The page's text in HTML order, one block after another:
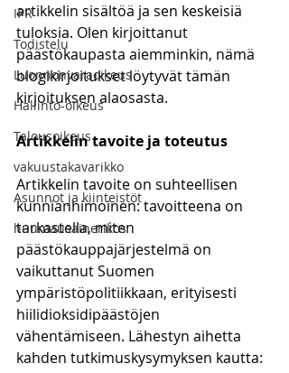
IPR
Todistelu
Luonnonvaraoikeus
Hallinto-oikeus
Talousoikeus
vakuustakavarikko
Asunnot ja kiinteistöt
huumausainerikos
artikkelin sisältöä ja sen keskeisiä
tuloksia. Olen kirjoittanut
päästökaupasta aiemminkin, nämä
blogikirjoitukset löytyvät tämän
kirjoituksen alaosasta.
Artikkelin tavoite ja toteutus
Artikkelin tavoite on suhteellisen
kunnianhimoinen: tavoitteena on
tarkastella, miten
päästökauppajärjestelmä on
vaikuttanut Suomen
ympäristöpolitiikkaan, erityisesti
hiilidioksidipäästöjen
vähentämiseen. Lähestyn aihetta
kahden tutkimuskysymyksen kautta: